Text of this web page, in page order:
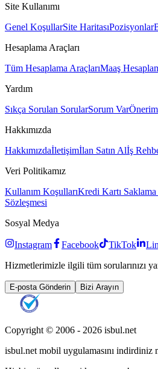
Site Kullanımı
Genel KoşullarSite HaritasıPozisyonlar
Hesaplama Araçları
Tüm Hesaplama AraçlarıMaaş
Yardım
Sıkça Sorulan SorularSorum Var
Hakkımızda
Hakkımızdaİletişimİlan Satın Alİş
Veri Politikamız
Kullanım KoşullarıKredi Kartı Saklama
Sözleşmesi
Sosyal Medya
Instagram Facebook TikTok
Hizmetlerimizle ilgili tüm sorularınızı
E-posta Gönderin Bizi Arayın
Copyright © 2006 - 2026 isbul.net
isbul.net mobil uygulamasını indirdiniz